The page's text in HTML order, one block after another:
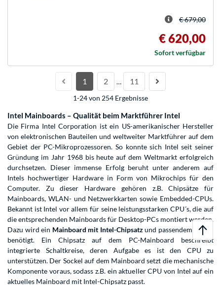
€ 679,00
€ 620,00
Sofort verfügbar
1 2 … 11
1-24 von 254 Ergebnisse
Intel Mainboards – Qualität beim Marktführer Intel
Die Firma Intel Corporation ist ein US-amerikanischer Hersteller
von elektronischen Bauteilen und weltweiter Marktführer auf dem
Gebiet der PC-Mikroprozessoren. So konnte sich Intel seit seiner
Gründung im Jahr 1968 bis heute auf dem Weltmarkt erfolgreich
durchsetzen. Dieser immense Erfolg beruht unter anderem auf
Intels hochwertiger Hardware in Form von Mikrochips für den
Computer. Zu dieser Hardware gehören z.B. Chipsätze für
Mainboards, WLAN- und Netzwerkkarten sowie Embedded-CPUs.
Bekannt ist Intel vor allem für seine leistungsstarken CPU´s, die auf
die entsprechenden Mainboards für Desktop-PCs montiert werden.
Dazu wird ein Mainboard mit Intel-Chipsatzund passendem Sockel
benötigt. Ein Chipsatz auf dem PC-Mainboard beschreibt
integrierte Schaltkreise, deren Aufgabe es ist den CPU zu
unterstützen. Der Sockel auf dem Mainboard setzt die mechanische
Komponente voraus, sodass z.B. ein aktueller CPU von Intel auf ein
aktuelles Mainboard mit Intel-Chipsatz passt.